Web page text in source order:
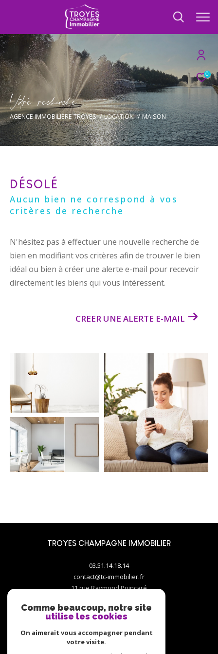
0
Vore recece
AGENCE IMMOBILIÈRE TROYES LOCATION MAISON
DÉSOLÉ
Aucun bien ne correspond à vos
critères de recherche
N'hésitez pas à effectuer une nouvelle recherche de
bien en modifiant vos critères afin de trouver le bien
idéal ou bien à créer une alerte e-mail pour recevoir
directement les biens qui vous intéressent.
CREER UNE ALERTE E-MAIL
TROYES CHAMPAGNE IMMOBILIER
03.51.14.18.14
contact@tc-immobilier.fr
11 rue Raymond Poincaré
Comme beaucoup, notre site
utilise les cookies
On aimerait vous accompagner pendant
votre visite.